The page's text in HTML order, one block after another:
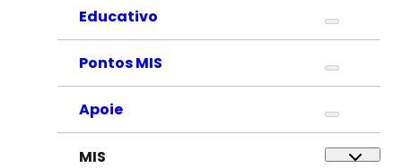
Educativo
Pontos MIS
Apoie
MIS